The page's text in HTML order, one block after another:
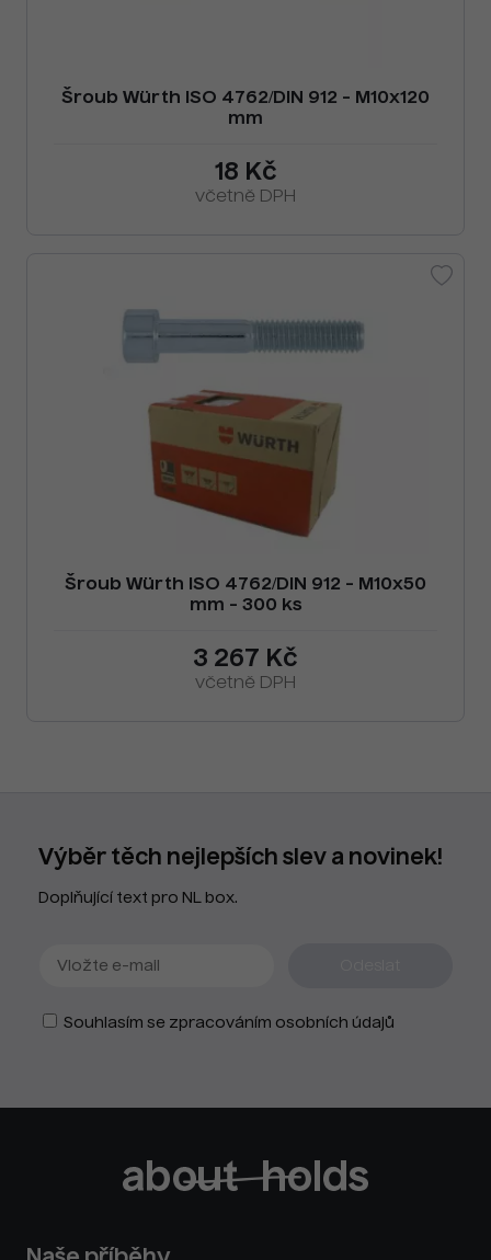
Šroub Würth ISO 4762/DIN 912 - M10x120
mm
18 Kč
včetně DPH
Šroub Würth ISO 4762/DIN 912 - M10x50
mm - 300 ks
3 267 Kč
včetně DPH
Výběr těch nejlepších slev a novinek!
Doplňující text pro NL box.
Souhlasím se zpracováním osobních údajů